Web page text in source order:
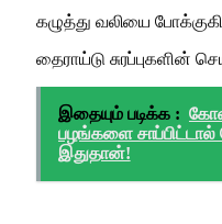
கழுத்து வலியை
தைராய்டு சுரப்புகளின்
இதையும் படிக்க :
பழங்களை
இதுதான்!